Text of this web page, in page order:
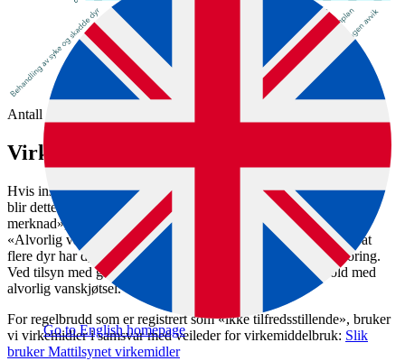
Go to English homepage
Antall avvik på sjekkpunkter med flest avvik
Virkemiddelbruk ved regelbrudd
Hvis inspektørene finner brudd på regelverket under inspeksjoner,
blir dette registrert i Mattilsynets datasystem som enten «ingen
merknad», «ikke tilfredsstillende» eller «alvorlig vanskjøtsel».
«Alvorlig vanskjøtsel» kalles ofte dyretragedier, og innebærer at
flere dyr har dødd eller må avlives på grunn av manglende fôring.
Ved tilsyn med gris i 2025 har vi ikke funnet noen grisehold med
alvorlig vanskjøtsel.
For regelbrudd som er registrert som «ikke tilfredsstillende», bruker
vi virkemidler i samsvar med veileder for virkemiddelbruk: Slik
bruker Mattilsynet virkemidler